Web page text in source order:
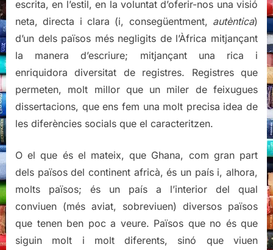
escrita, en l’estil, en la voluntat d’oferir-nos una visió
neta, directa i clara (i, consegüentment, autèntica)
d’un dels països més negligits de l’Àfrica mitjançant
la manera d’escriure; mitjançant una rica i
enriquidora diversitat de registres. Registres que
permeten, molt millor que un miler de feixugues
dissertacions, que ens fem una molt precisa idea de
les diferències socials que el caracteritzen.
O el que és el mateix, que Ghana, com gran part
dels països del continent africà, és un país i, alhora,
molts països; és un país a l’interior del qual
conviuen (més aviat, sobreviuen) diversos països
que tenen ben poc a veure. Països que no és que
siguin molt i molt diferents, sinó que viuen